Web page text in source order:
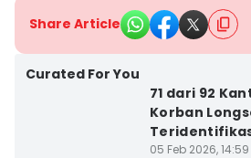
Share Article
Curated For You
71 dari 92
Korban
05 Feb 2026, 14:59